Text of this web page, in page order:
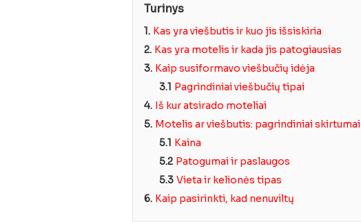
Turinys
1. Kas yra viešbutis ir kuo jis išsiskiria
2. Kas yra motelis ir kada jis patogiausias
3. Kaip susiformavo viešbučių idėja
3.1 Pagrindiniai viešbučių tipai
4. Iš kur atsirado moteliai
5. Motelis ar viešbutis: pagrindiniai skirtumai
5.1 Kaina
5.2 Patogumai ir paslaugos
5.3 Vieta ir kelionės tipas
6. Kaip pasirinkti, kad nenuviltų